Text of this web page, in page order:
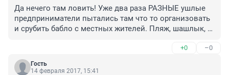
Да нечего там ловить! Уже два раза РАЗНЫЕ ушлые
предприниматели пытались там что то организовать
и срубить бабло с местных жителей. Пляж, шашлык,
мангалами, СВОИМ мясом, СВОИМ пивом и делали
всё бесплатно чуть подальше от этой платной зоны.
+0 –0
Гость
14 февраля 2017, 15:41